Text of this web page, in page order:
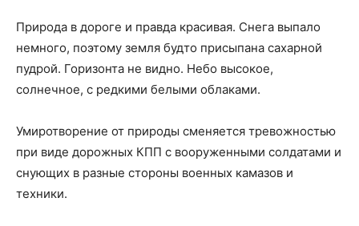
Природа в дороге и правда красивая. Снега выпало
немного, поэтому земля будто присыпана сахарной
пудрой. Горизонта не видно. Небо высокое,
солнечное, с редкими белыми облаками.
Умиротворение от природы сменяется тревожностью
при виде дорожных КПП с вооруженными солдатами и
снующих в разные стороны военных камазов и
техники.